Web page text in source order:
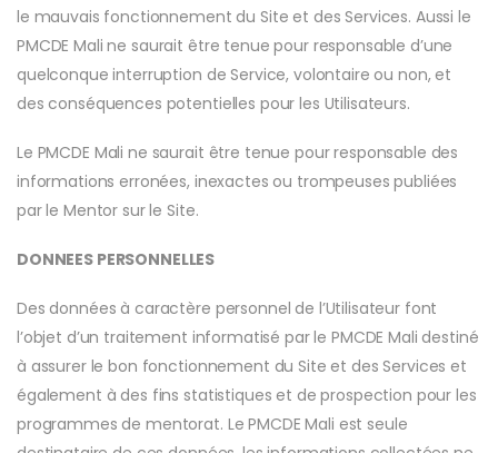
le mauvais fonctionnement du Site et des Services. Aussi le
PMCDE Mali ne saurait être tenue pour responsable d’une
quelconque interruption de Service, volontaire ou non, et
des conséquences potentielles pour les Utilisateurs.
Le PMCDE Mali ne saurait être tenue pour responsable des
informations erronées, inexactes ou trompeuses publiées
par le Mentor sur le Site.
DONNEES PERSONNELLES
Des données à caractère personnel de l’Utilisateur font
l’objet d’un traitement informatisé par le PMCDE Mali destiné
à assurer le bon fonctionnement du Site et des Services et
également à des fins statistiques et de prospection pour les
programmes de mentorat. Le PMCDE Mali est seule